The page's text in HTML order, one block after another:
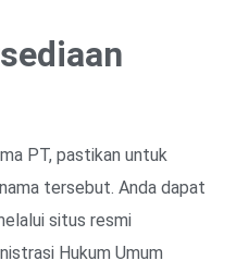
PT, pastikan untuk
tersebut. Anda dapat
situs resmi
Hukum Umum